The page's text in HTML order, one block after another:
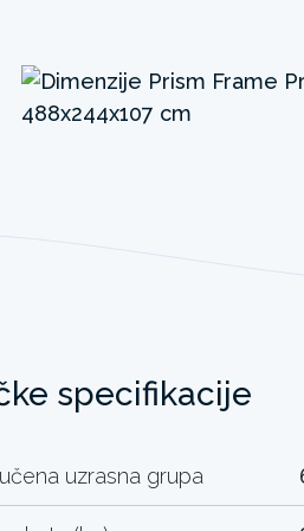
specifikacije
uzrasna grupa